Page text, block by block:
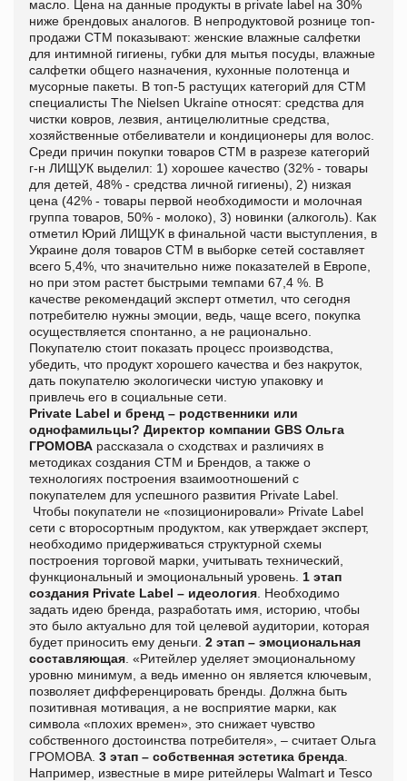
масло. Цена на данные продукты в private label на 30%
ниже брендовых аналогов. В непродуктовой рознице топ-
продажи СТМ показывают: женские влажные салфетки
для интимной гигиены, губки для мытья посуды, влажные
салфетки общего назначения, кухонные полотенца и
мусорные пакеты. В топ-5 растущих категорий для СТМ
специалисты The Nielsen Ukraine относят: средства для
чистки ковров, лезвия, антицелюлитные средства,
хозяйственные отбеливатели и кондиционеры для волос.
Среди причин покупки товаров СТМ в разрезе категорий
г-н ЛИЩУК выделил: 1) хорошее качество (32% - товары
для детей, 48% - средства личной гигиены), 2) низкая
цена (42% - товары первой необходимости и молочная
группа товаров, 50% - молоко), 3) новинки (алкоголь). Как
отметил Юрий ЛИЩУК в финальной части выступления, в
Украине доля товаров СТМ в выборке сетей составляет
всего 5,4%, что значительно ниже показателей в Европе,
но при этом растет быстрыми темпами 67,4 %. В
качестве рекомендаций эксперт отметил, что сегодня
потребителю нужны эмоции, ведь, чаще всего, покупка
осуществляется спонтанно, а не рационально.
Покупателю стоит показать процесс производства,
убедить, что продукт хорошего качества и без накруток,
дать покупателю экологически чистую упаковку и
привлечь его в социальные сети.
Private Label и бренд – родственники или
однофамильцы? Директор компании GBS Ольга
ГРОМОВА рассказала о сходствах и различиях в
методиках создания СТМ и Брендов, а также о
технологиях построения взаимоотношений с
покупателем для успешного развития Private Label.
Чтобы покупатели не «позиционировали» Private Label
сети с второсортным продуктом, как утверждает эксперт,
необходимо придерживаться структурной схемы
построения торговой марки, учитывать технический,
функциональный и эмоциональный уровень. 1 этап
создания Private Label – идеология . Необходимо
задать идею бренда, разработать имя, историю, чтобы
это было актуально для той целевой аудитории, которая
будет приносить ему деньги. 2 этап – эмоциональная
составляющая . «Ритейлер уделяет эмоциональному
уровню минимум, а ведь именно он является ключевым,
позволяет дифференцировать бренды. Должна быть
позитивная мотивация, а не восприятие марки, как
символа «плохих времен», это снижает чувство
собственного достоинства потребителя», – считает Ольга
ГРОМОВА. 3 этап – собственная эстетика бренда
Например, известные в мире ритейлеры Walmart и Tesco